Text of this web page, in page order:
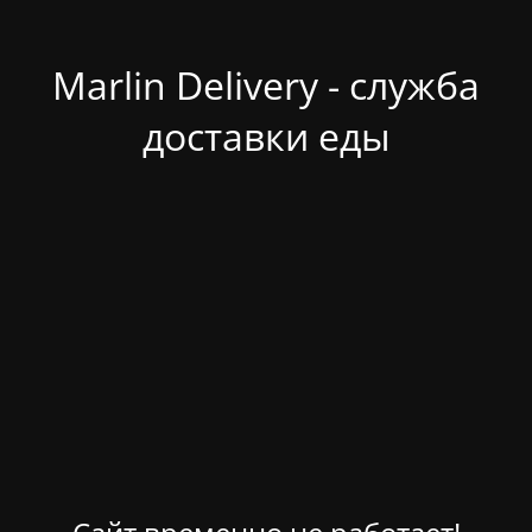
Marlin Delivery - служба
доставки еды